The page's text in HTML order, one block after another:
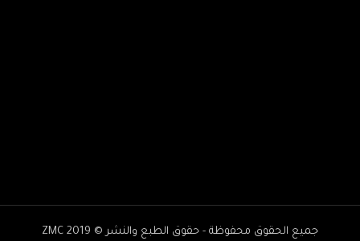
جميع الحقوق محفوظة - حقوق الطبع والنشر © ZMC 2019